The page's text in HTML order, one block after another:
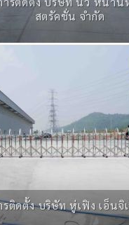
สตรัคชั่น จำกัด
ติดตั้ง บริษัท หู่เฟิง เอ็นจิ